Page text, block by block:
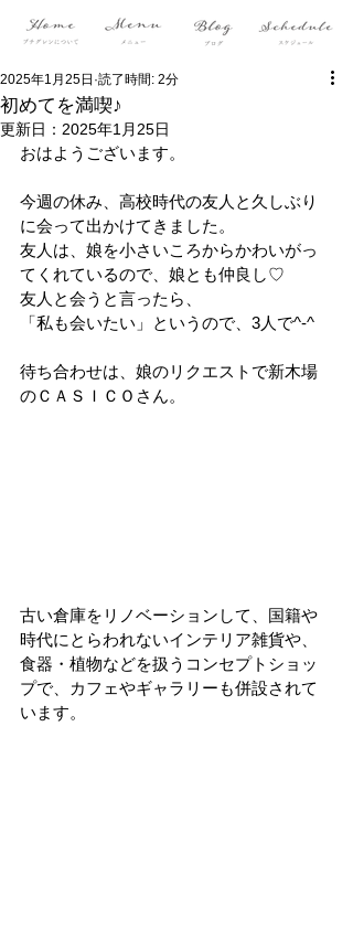
初めてを満喫♪
2025年1月25日 読了時間: 2分
更新日： 2025年1月25日
おはようございます。
今週の休み、高校時代の友人と久しぶり
に会って出かけてきました。
友人は、娘を小さいころからかわいがっ
てくれているので、娘とも仲良し♡
友人と会うと言ったら、
「私も会いたい」というので、3人で^-^
待ち合わせは、娘のリクエストで新木場
のＣＡＳＩＣＯさん。
古い倉庫をリノベーションして、国籍や
時代にとらわれないインテリア雑貨や、
食器・植物などを扱うコンセプトショッ
プで、カフェやギャラリーも併設されて
います。